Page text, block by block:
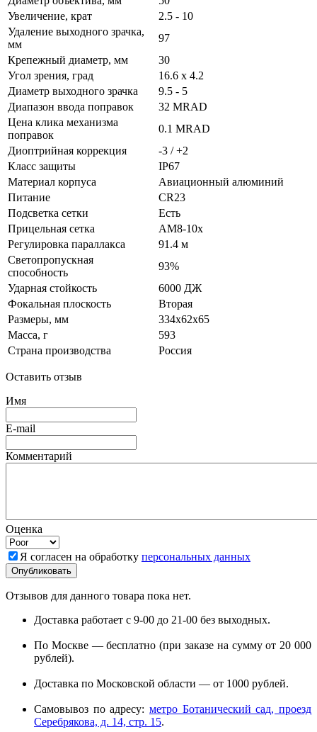
Увеличение, крат
2.5 - 10
Удаление выходного зрачка,
мм
97
Крепежный диаметр, мм
30
Угол зрения, град
16.6 x 4.2
Диаметр выходного зрачка
9.5 - 5
Диапазон ввода поправок
32 MRAD
Цена клика механизма
поправок
0.1 MRAD
Диоптрийная коррекция
-3 / +2
Класс защиты
IP67
Материал корпуса
Авиационный алюминий
Питание
CR23
Подсветка сетки
Есть
Прицельная сетка
AM8-10x
Регулировка параллакса
91.4 м
Светопропускная
способность
93%
Ударная стойкость
6000 ДЖ
Фокальная плоскость
Вторая
Размеры, мм
334x62x65
Масса, г
593
Страна производства
Россия
Оставить отзыв
Имя
E-mail
Комментарий
Оценка
Я согласен на обработку персональных данных
Отзывов для данного товара пока нет.
Доставка работает с 9-00 до 21-00 без выходных.
По Москве — бесплатно (при заказе на сумму от 20 000
рублей).
Доставка по Московской области — от 1000 рублей.
Самовывоз по адресу: метро Ботанический сад, проезд
Серебрякова, д. 14, стр. 15.